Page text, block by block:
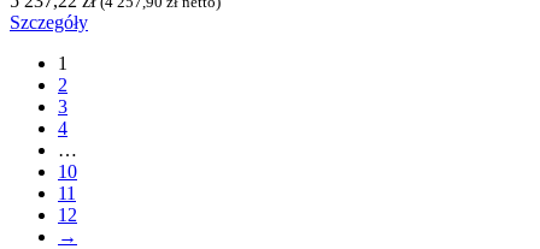
Szczegóły
1
2
3
4
…
10
11
12
→